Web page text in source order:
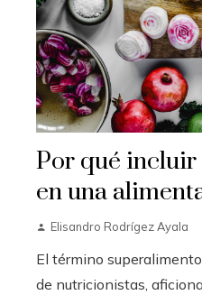
Por qué incluir
en una
Elisandro Rodrígez Ayala
El término
de nutricionistas,